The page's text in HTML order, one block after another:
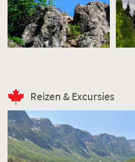
Reizen & Excursies